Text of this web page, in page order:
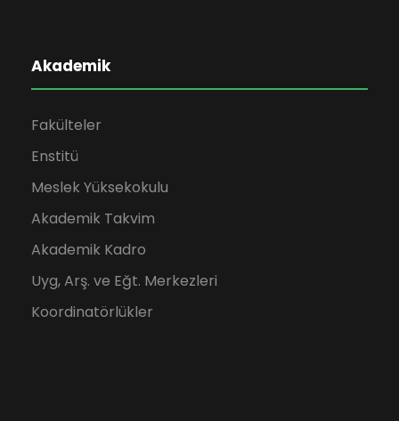
Akademik
Fakülteler
Enstitü
Meslek Yüksekokulu
Akademik Takvim
Akademik Kadro
Uyg, Arş. ve Eğt. Merkezleri
Koordinatörlükler